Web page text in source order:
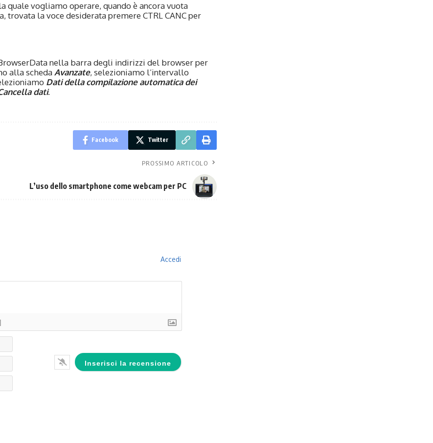
quale vogliamo operare, quando è ancora vuota
trovata la voce desiderata premere CTRL CANC per
nella barra degli indirizzi del browser per
alla schedaAvanzate, selezioniamo l’intervallo
Dati della compilazione automatica dei
dati.
Facebook Twitter
PROSSIMO ARTICOLO
L’uso dello smartphone come webcam per PC
Accedi